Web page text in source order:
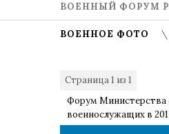
ВОЕННЫЙ ФОРУМ
ВОЕННОЕ ФОТО
Страница1 из 1
Форум Министерства
военнослужащих в